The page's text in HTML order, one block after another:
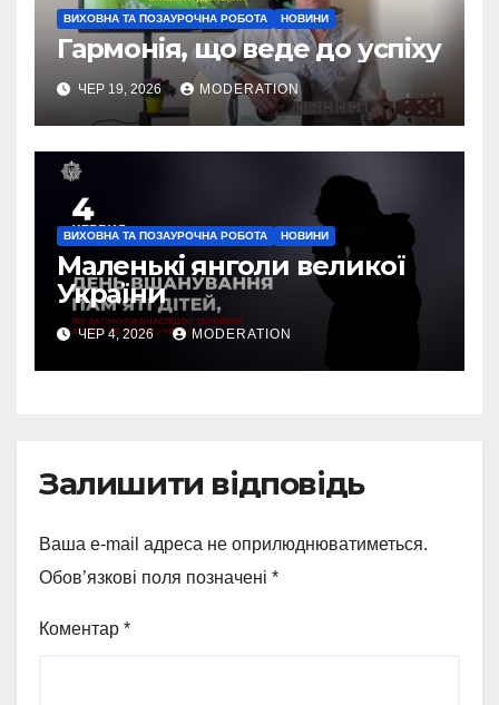
ВИХОВНА ТА ПОЗАУРОЧНА РОБОТА НОВИНИ
Гармонія, що веде до успіху
ЧЕР 19, 2026 MODERATION
ВИХОВНА ТА ПОЗАУРОЧНА РОБОТА НОВИНИ
Маленькі янголи великої
України
ЧЕР 4, 2026 MODERATION
Залишити відповідь
Ваша e-mail адреса не оприлюднюватиметься.
Обов’язкові поля позначені *
Коментар *